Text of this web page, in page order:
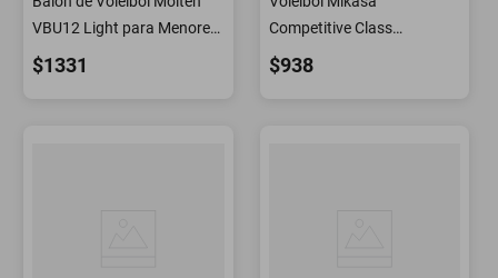
VBU12 Light para Menores
de 12 Años
$1331
Competitive Class
Rojo/Blanco/Azul
$938